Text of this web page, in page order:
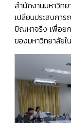
สำนักงานมหาวิทย
เปลี่ยนประสบกา
ปัญหาจริง เพื่อยก
ของมหาวิทยาลัยใ